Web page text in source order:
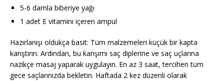
5-6 damla biberiye yağı
1 adet E vitamini içeren ampul
Hazırlanışı oldukça basit: Tüm malzemeleri küçük bir kapta
karıştırın. Ardından, bu karışımı saç diplerine ve saç uçlarına
nazikçe masaj yaparak uygulayın. En az 3 saat, tercihen tüm
gece saçlarınızda bekletin. Haftada 2 kez düzenli olarak